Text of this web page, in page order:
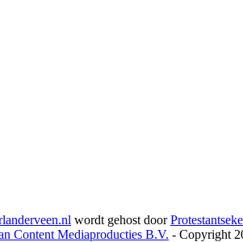
wordt gehost door
Content Mediaproducties B.V. - Copyright